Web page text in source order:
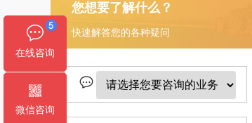
您想要了解什么？
快速解答您的各种疑问
在线咨询
微信咨询